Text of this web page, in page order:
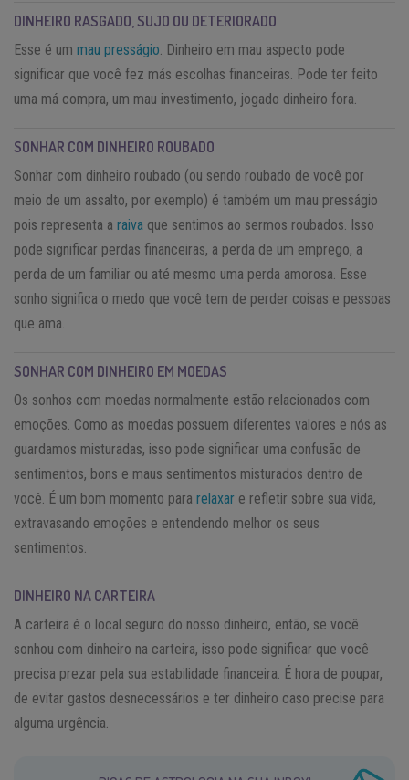
DINHEIRO RASGADO, SUJO OU DETERIORADO
Esse é um mau presságio . Dinheiro em mau aspecto pode
significar que você fez más escolhas financeiras. Pode ter feito
uma má compra, um mau investimento, jogado dinheiro fora.
SONHAR COM DINHEIRO ROUBADO
Sonhar com dinheiro roubado (ou sendo roubado de você por
meio de um assalto, por exemplo) é também um mau presságio
pois representa a raiva que sentimos ao sermos roubados. Isso
pode significar perdas financeiras, a perda de um emprego, a
perda de um familiar ou até mesmo uma perda amorosa. Esse
sonho significa o medo que você tem de perder coisas e pessoas
que ama.
SONHAR COM DINHEIRO EM MOEDAS
Os sonhos com moedas normalmente estão relacionados com
emoções. Como as moedas possuem diferentes valores e nós as
guardamos misturadas, isso pode significar uma confusão de
sentimentos, bons e maus sentimentos misturados dentro de
você. É um bom momento para relaxar e refletir sobre sua vida,
extravasando emoções e entendendo melhor os seus
sentimentos.
DINHEIRO NA CARTEIRA
A carteira é o local seguro do nosso dinheiro, então, se você
sonhou com dinheiro na carteira, isso pode significar que você
precisa prezar pela sua estabilidade financeira. É hora de poupar,
de evitar gastos desnecessários e ter dinheiro caso precise para
alguma urgência.